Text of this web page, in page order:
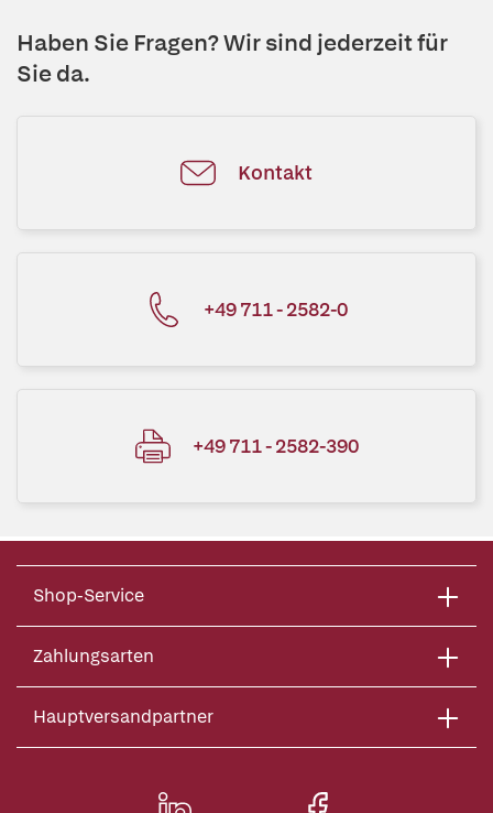
Haben Sie Fragen? Wir sind jederzeit für
Sie da.
Kontakt
+49 711 - 2582-0
+49 711 - 2582-390
Shop-Service
Zahlungsarten
Hauptversandpartner